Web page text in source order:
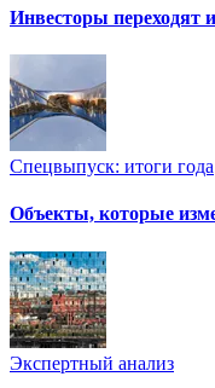
Инвесторы переходят
Спецвыпуск: итоги года
Объекты, которые
Экспертный анализ